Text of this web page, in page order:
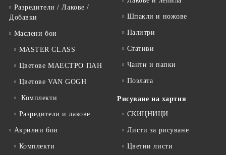
Разредители / Лакове /
Добавки
Маслени бои
MASTER CLASS
Цветове МАЕСТРО ПАН
Цветове VAN GOGH
Комплекти
Разредители и лакове
Акрилни бои
Комплекти
Шпакли и ножове
Палитри
Стативи
Чанти и папки
Позлата
Рисуване на хартия
СКИЦНИЦИ
Листи за рисуване
Цветни листи